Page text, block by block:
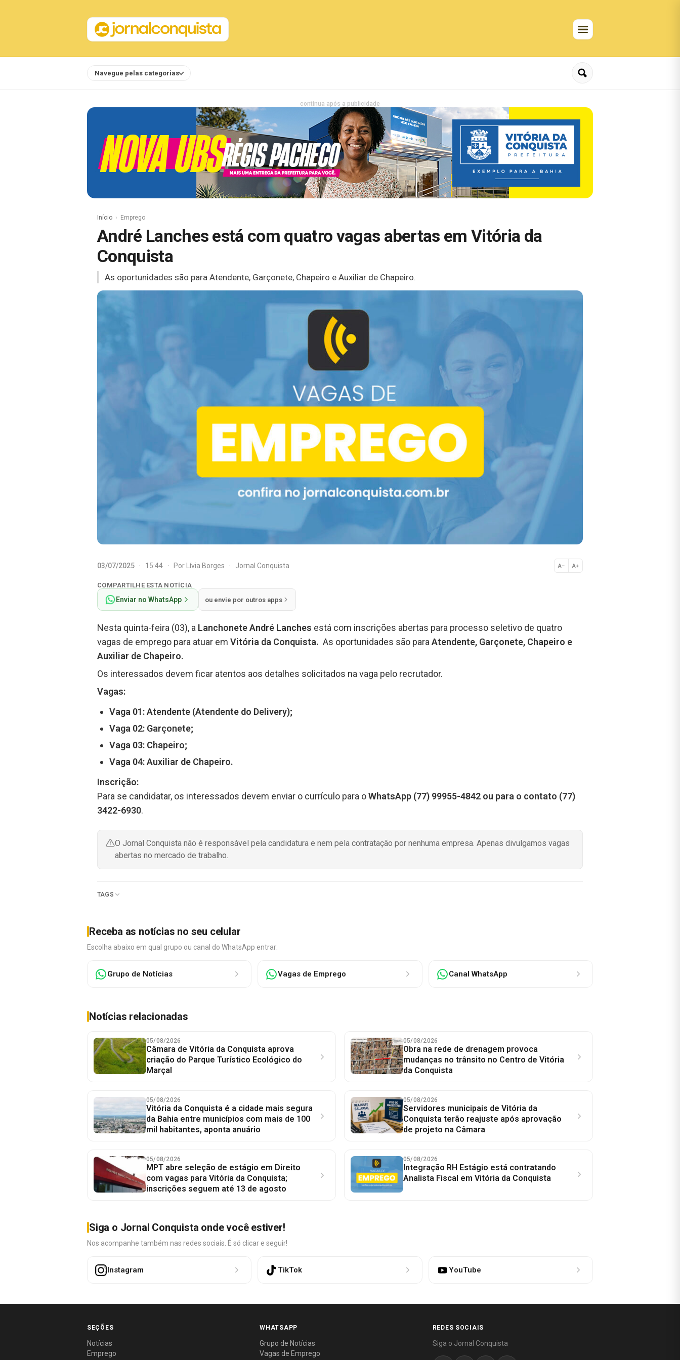
Navegue pelas categorias
continua após a publicidade
Início Emprego
André Lanches está com quatro vagas abertas em Vitória da
Conquista
As oportunidades são para Atendente, Garçonete, Chapeiro e Auxiliar de Chapeiro.
03/07/2025 · 15:44 · Por Lívia Borges · Jornal Conquista A− A+
Normal
COMPARTILHE ESTA NOTÍCIA
Enviar no WhatsApp ou envie por outros apps
Nesta quinta-feira (03), a Lanchonete André Lanches está com inscrições abertas para processo seletivo de quatro
vagas de emprego para atuar em Vitória da Conquista. As oportunidades são paraAtendente, Garçonete, Chapeiro e
Auxiliar de Chapeiro.
Os interessados devem ficar atentos aos detalhes solicitados na vaga pelo recrutador.
Vagas:
Vaga 01: Atendente (Atendente do Delivery);
Vaga 02: Garçonete;
Vaga 03: Chapeiro;
Vaga 04: Auxiliar de Chapeiro.
Inscrição:
Para se candidatar, os interessados devem enviar o currículo para oWhatsApp (77) 99955-4842 ou para o contato (77)
3422-6930.
O Jornal Conquista não é responsável pela candidatura e nem pela contratação por nenhuma empresa. Apenas divulgamos vagas
abertas no mercado de trabalho.
TAGS
Receba as notícias no seu celular
Escolha abaixo em qual grupo ou canal do WhatsApp entrar:
Grupo de Notícias Vagas de Emprego Canal WhatsApp
Notícias relacionadas
05/08/2026
Câmara de Vitória da Conquista aprova
criação do Parque Turístico Ecológico do
Marçal
05/08/2026
Obra na rede de drenagem provoca
mudanças no trânsito no Centro de Vitória
da Conquista
05/08/2026
Vitória da Conquista é a cidade mais segura
da Bahia entre municípios com mais de 100
mil habitantes, aponta anuário
05/08/2026
Servidores municipais de Vitória da
Conquista terão reajuste após aprovação
de projeto na Câmara
05/08/2026
MPT abre seleção de estágio em Direito
com vagas para Vitória da Conquista;
inscrições seguem até 13 de agosto
05/08/2026
Integração RH Estágio está contratando
Analista Fiscal em Vitória da Conquista
Siga o Jornal Conquista onde você estiver!
Nos acompanhe também nas redes sociais. É só clicar e seguir!
Instagram TikTok YouTube
SEÇÕES
Notícias
Emprego
WHATSAPP
Grupo de Notícias
Vagas de Emprego
REDES SOCIAIS
Siga o Jornal Conquista